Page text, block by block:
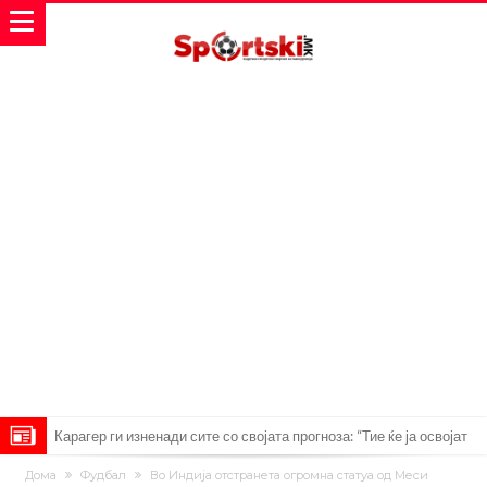
Родри ги отвори вратите за трансфер во Барселона, Реал Мадрид
е информиран
Крај на сагата: Винисиус останува во Реал Мадрид до 2032
Дома Фудбал
Во Индија отстранета огромна статуа од Меси